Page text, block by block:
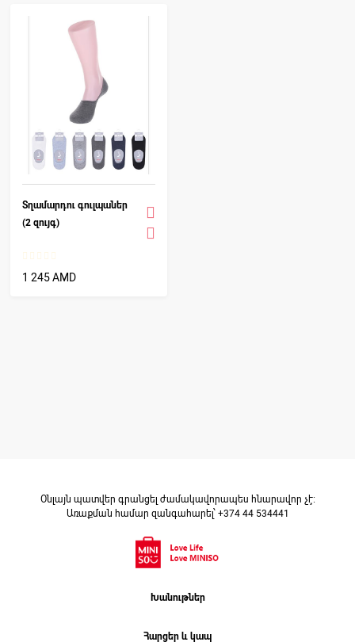
Տղամարդու գուլպաներ
(2 զույգ)
1 245 AMD
Օնլայն պատվեր գրանցել ժամակավորապես հնարավոր չէ։
Առաքման համար զանգահարել՝ +374 44 534441
Խանութներ
Հարցեր և կապ